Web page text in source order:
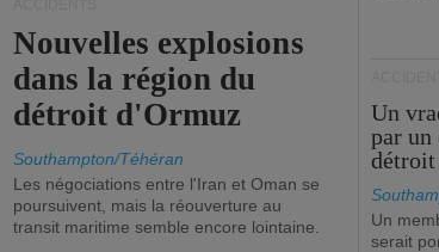
Nouvelles explosions
dans la région du
détroit d'Ormuz
Southampton/Téhéran
Les négociations entre l'Iran et Oman se
poursuivent, mais la réouverture au
transit maritime semble encore lointaine.
Un
par un
Un
serait